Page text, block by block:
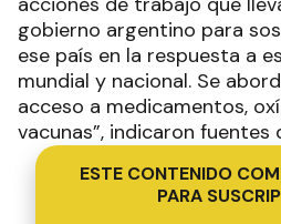
gobierno argentino para
ese país en la respuesta a
mundial y nacional. Se
acceso a medicamentos,
vacunas”, indicaron fuentes
ESTE CONTENIDO
PARA